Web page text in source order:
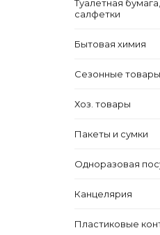
Туалетная
салфетки
Бытовая химия
Сезонные товары
Хоз. товары
Пакеты и сумки
Одноразовая
Канцелярия
Пластиковые